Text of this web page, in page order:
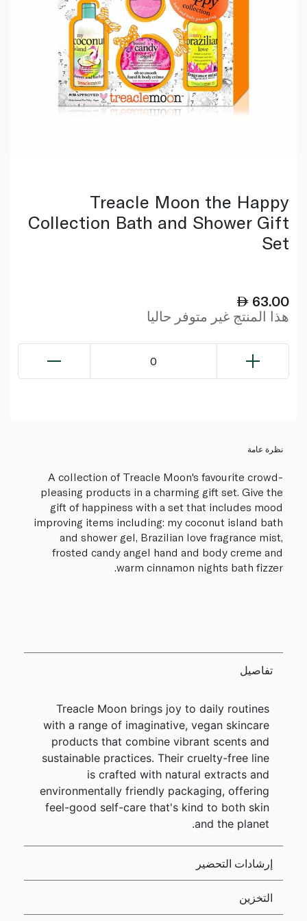
Treacle Moon the Happy
Collection Bath and Shower Gift
Set
63.00
هذا المنتج غير متوفر حاليا
0
نظرة عامة
A collection of Treacle Moon's favourite crowd-
pleasing products in a charming gift set. Give the
gift of happiness with a set that includes mood
improving items including: my coconut island bath
and shower gel, Brazilian love fragrance mist,
frosted candy angel hand and body creme and
warm cinnamon nights bath fizzer.
تفاصيل
Treacle Moon brings joy to daily routines
with a range of imaginative, vegan skincare
products that combine vibrant scents and
sustainable practices. Their cruelty-free line
is crafted with natural extracts and
environmentally friendly packaging, offering
feel-good self-care that's kind to both skin
and the planet.
إرشادات التحضير
التخزين